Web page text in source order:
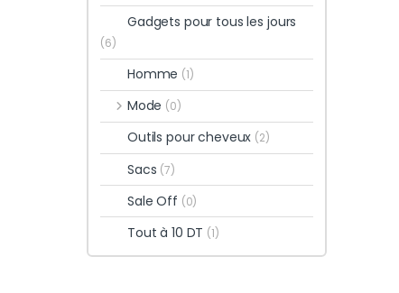
Gadgets pour tous les jours
(6)
Homme (1)
Mode (0)
Outils pour cheveux (2)
Sacs (7)
Sale Off (0)
Tout à 10 DT (1)